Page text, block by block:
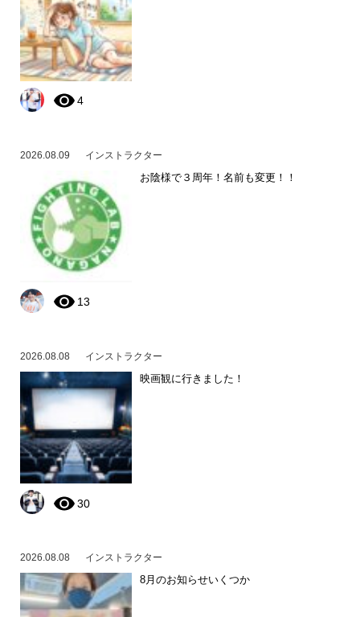
4
2026.08.09 インストラクター
お陰様で３周年！名前も変更！！
13
2026.08.08 インストラクター
映画観に行きました！
30
2026.08.08 インストラクター
8月のお知らせいくつか